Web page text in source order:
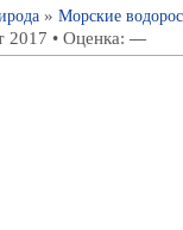
» Морские
2017 • Оценка: —